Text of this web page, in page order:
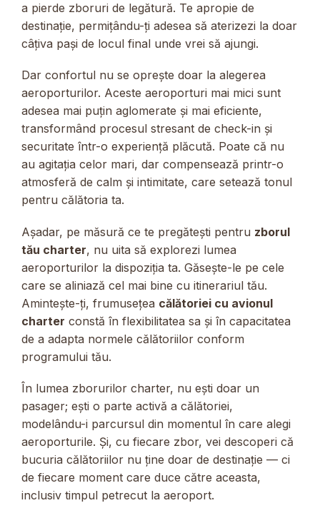
a pierde zboruri de legătură. Te apropie de
destinație, permițându-ți adesea să aterizezi la doar
câțiva pași de locul final unde vrei să ajungi.
Dar confortul nu se oprește doar la alegerea
aeroporturilor. Aceste aeroporturi mai mici sunt
adesea mai puțin aglomerate și mai eficiente,
transformând procesul stresant de check-in și
securitate într-o experiență plăcută. Poate că nu
au agitația celor mari, dar compensează printr-o
atmosferă de calm și intimitate, care setează tonul
pentru călătoria ta.
Așadar, pe măsură ce te pregătești pentru zborul
tău charter, nu uita să explorezi lumea
aeroporturilor la dispoziția ta. Găsește-le pe cele
care se aliniază cel mai bine cu itinerariul tău.
Amintește-ți, frumusețea călătoriei cu avionul
charter constă în flexibilitatea sa și în capacitatea
de a adapta normele călătoriilor conform
programului tău.
În lumea zborurilor charter, nu ești doar un
pasager; ești o parte activă a călătoriei,
modelându-i parcursul din momentul în care alegi
aeroporturile. Și, cu fiecare zbor, vei descoperi că
bucuria călătoriilor nu ține doar de destinație — ci
de fiecare moment care duce către aceasta,
inclusiv timpul petrecut la aeroport.